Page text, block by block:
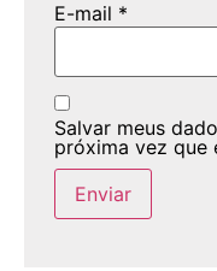
E-mail *
Salvar meus
próxima vez que